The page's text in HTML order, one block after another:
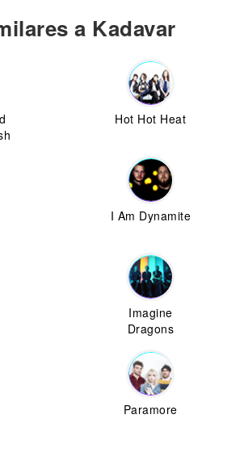
a Kadavar
Hot Hot Heat
I Am Dynamite
Imagine
Dragons
Paramore